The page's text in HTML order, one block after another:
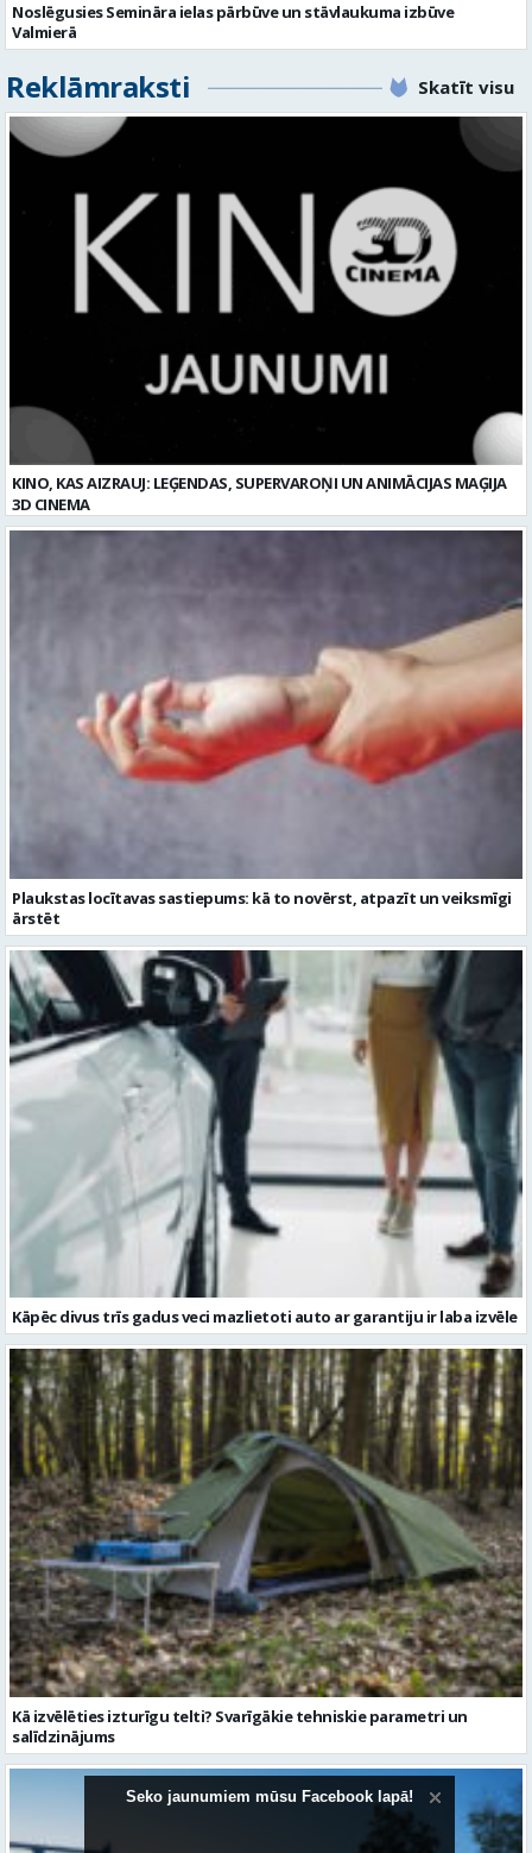
Noslēgusies Semināra ielas pārbūve un stāvlaukuma izbūve
Valmierā
Reklāmraksti Skatīt visu
KINO, KAS AIZRAUJ: LEĢENDAS, SUPERVAROŅI UN ANIMĀCIJAS MAĢIJA
3D CINEMA
Plaukstas locītavas sastiepums: kā to novērst, atpazīt un veiksmīgi
ārstēt
Kāpēc divus trīs gadus veci mazlietoti auto ar garantiju ir laba izvēle
Kā izvēlēties izturīgu telti? Svarīgākie tehniskie parametri un
salīdzinājums
Seko jaunumiem mūsu Facebook lapā!